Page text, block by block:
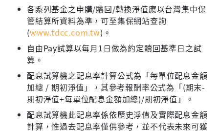
各系列基金之申購/贖回/轉換淨值應以台灣集中保
管結算所資料為準，可至集保網站查詢
(www.tdcc.com.tw)。
自由Pay試算以每月1日做為約定贖回基準日之試
算。
配息試算機之配息率計算公式為「每單位配息金額
加總 / 期初淨值」，其參考報酬率公式為「(期末-
期初淨值+每單位配息金額加總)/期初淨值」。
配息試算機此配息率係依歷史淨值及實際配息金額
計算，惟過去配息率僅供參考，並不代表未來可獲